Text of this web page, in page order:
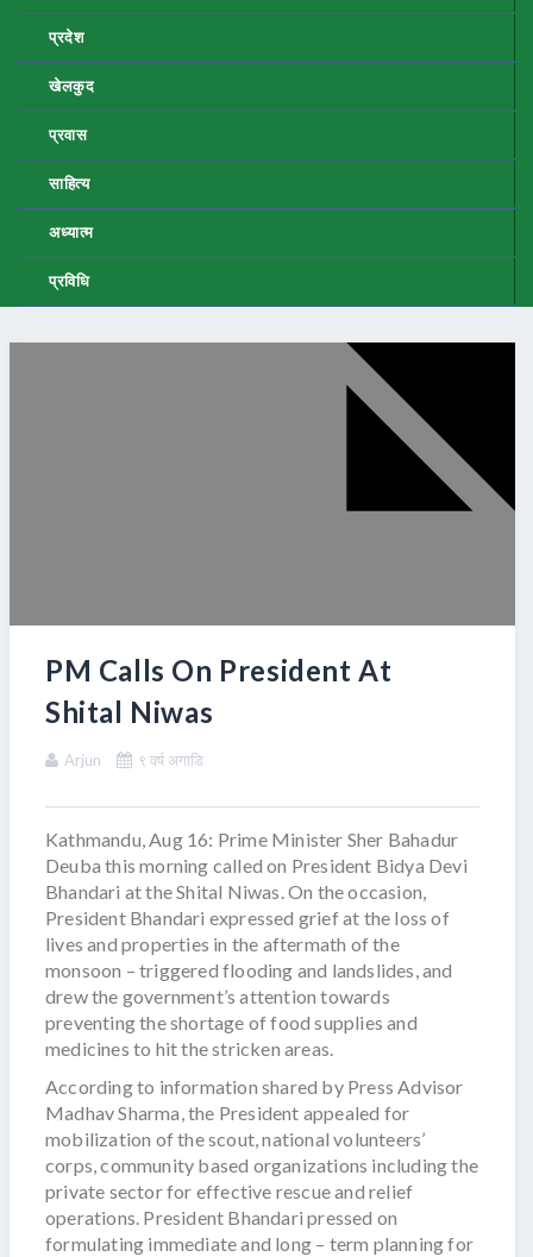
प्रदेश
खेलकुद
प्रवास
साहित्य
अध्यात्म
प्रविधि
PM Calls On President At
Shital Niwas
Arjun ९ वर्ष अगाडि
Kathmandu, Aug 16: Prime Minister Sher Bahadur
Deuba this morning called on President Bidya Devi
Bhandari at the Shital Niwas. On the occasion,
President Bhandari expressed grief at the loss of
lives and properties in the aftermath of the
monsoon – triggered flooding and landslides, and
drew the government’s attention towards
preventing the shortage of food supplies and
medicines to hit the stricken areas.
According to information shared by Press Advisor
Madhav Sharma, the President appealed for
mobilization of the scout, national volunteers’
corps, community based organizations including the
private sector for effective rescue and relief
operations. President Bhandari pressed on
formulating immediate and long – term planning for